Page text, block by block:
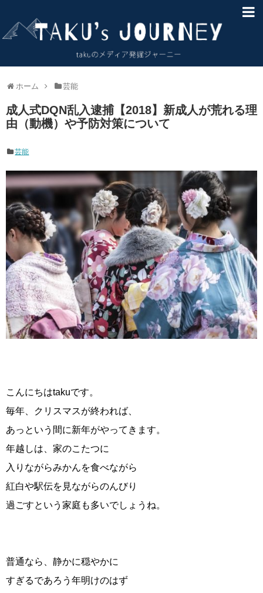
ホーム 芸能
成人式DQN乱入逮捕【2018】新成人が荒れる理
由（動機）や予防対策について
芸能
こんにちはtakuです。
毎年、クリスマスが終われば、
あっという間に新年がやってきます。
年越しは、家のこたつに
入りながらみかんを食べながら
紅白や駅伝を見ながらのんびり
過ごすという家庭も多いでしょうね。
普通なら、静かに穏やかに
すぎるであろう年明けのはず
HOME
サイトマップ
お問い合わせ